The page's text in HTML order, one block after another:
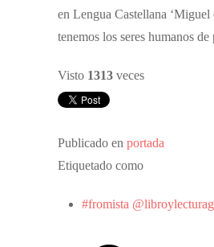
en Lengua Castellana
tenemos los seres humanos
Visto 1313 veces
Publicado en portada
Etiquetado como
#fromista